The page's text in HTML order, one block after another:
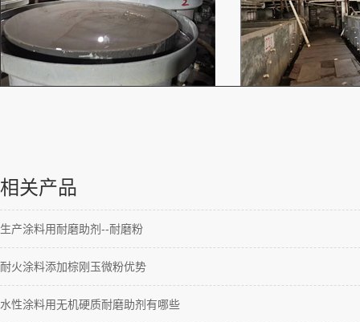
相关产品
生产涂料用耐磨助剂--耐磨粉
耐火涂料添加棕刚玉微粉优势
水性涂料用无机硬质耐磨助剂有哪些